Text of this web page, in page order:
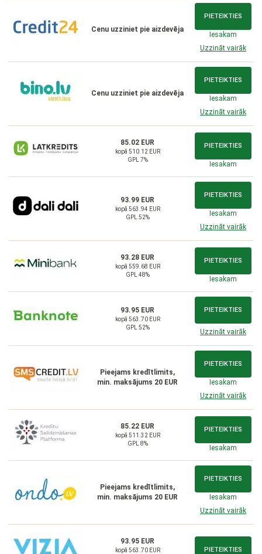
Cenu uzziniet pie aizdevēja
PIETEIKTIES
Iesakam
Uzzināt vairāk
Cenu uzziniet pie aizdevēja
PIETEIKTIES
Iesakam
Uzzināt vairāk
85.02 EUR
kopā 510.12 EUR
GPL 7%
PIETEIKTIES
Iesakam
93.99 EUR
kopā 563.94 EUR
GPL 52%
PIETEIKTIES
Iesakam
Uzzināt vairāk
93.28 EUR
kopā 559.68 EUR
GPL 48%
PIETEIKTIES
Iesakam
93.95 EUR
kopā 563.70 EUR
GPL 52%
PIETEIKTIES
Uzzināt vairāk
Pieejams kredītlimits,
min. maksājums 20 EUR
PIETEIKTIES
Iesakam
Uzzināt vairāk
85.22 EUR
kopā 511.32 EUR
GPL 8%
PIETEIKTIES
Iesakam
Pieejams kredītlimits,
min. maksājums 20 EUR
PIETEIKTIES
Iesakam
Uzzināt vairāk
93.95 EUR
kopā 563.70 EUR
PIETEIKTIES